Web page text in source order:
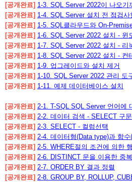
[공개완료] 1-3. SQL Server 2022이 나오기
[공개완료] 1-4. SQL Server 설치 전 점검사
[공개완료] 1-5. SQL클라우드와 On-
[공개완료] 1-6. SQL Server 2022 설치 - 윈
[공개완료] 1-7. SQL Server 2022 설치 - 리
[공개완료] 1-8. SQL Server 2022 설치 - 컨
[공개완료] 1-9. 업그레이드와 설치 제거
[공개완료] 1-10. SQL Server 2022 관리 도
[공개완료] 1-11. 예제 데이터베이스 설치
[공개완료] 2-1. T-SQL SQL Server 언어에
[공개완료] 2-2. 데이터 검색 - SELECT 구문
[공개완료] 2-3. SELECT - 컬럼선택
[공개완료] 2-4. 데이터형(Data type)과 함
[공개완료] 2-5. WHERE절의 조건에 의한
[공개완료] 2-6. DISTINCT 문을 이용한 중
[공개완료] 2-7. ORDER BY 결과 정렬
[공개완료] 2-8. GROUP BY, ROLLUP,